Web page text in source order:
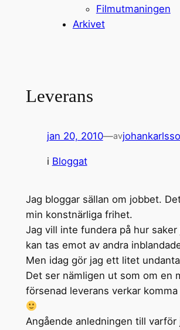
Filmutmaningen
Arkivet
Leverans
jan 20, 2010—av
i Bloggat
Jag bloggar sällan om jobbet.
min konstnärliga frihet.
Jag vill inte fundera på hur saker
kan tas emot av andra
Men idag gör jag ett litet
Det ser nämligen ut som om en
försenad leverans verkar
Angående anledningen till varför